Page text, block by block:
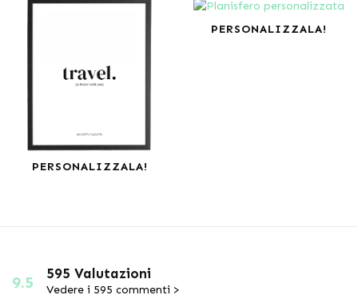
PERSONALIZZALA!
PERSONALIZZALA!
9.5 595 Valutazioni
Vedere i 595 commenti >